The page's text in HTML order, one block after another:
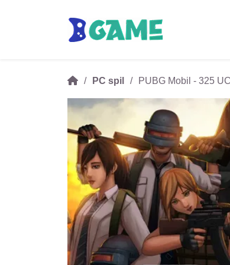
PC spil PUBG Mobil - 325 UC